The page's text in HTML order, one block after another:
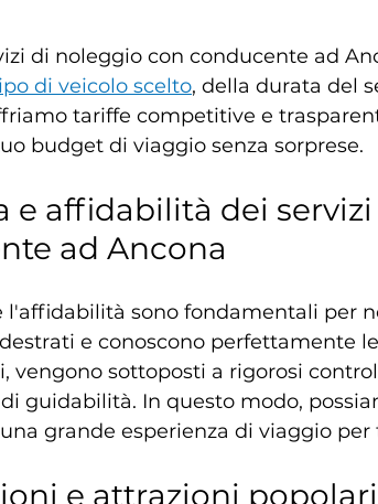
di noleggio con conducente ad
di veicolo scelto, della durata del
tariffe competitive e
budget di viaggio senza sorprese.
e affidabilità dei
ad Ancona
l'affidabilità sono fondamentali per
e conoscono perfettamente
vengono sottoposti a rigorosi
guidabilità. In questo modo,
grande esperienza di viaggio
e attrazioni